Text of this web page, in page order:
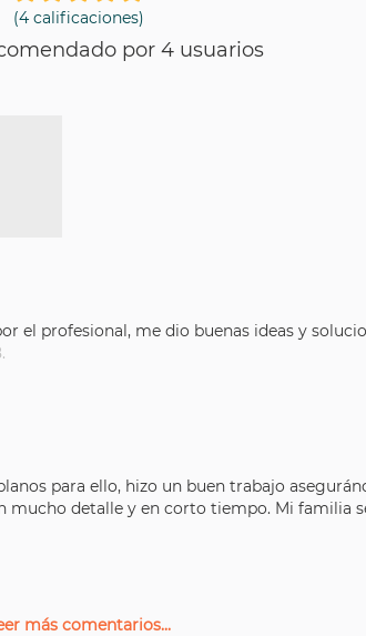
(4 calificaciones)
por 4 usuarios
el profesional, me dio buenas ideas y
para ello, hizo un buen trabajo
mucho detalle y en corto tiempo. Mi familia
más comentarios...